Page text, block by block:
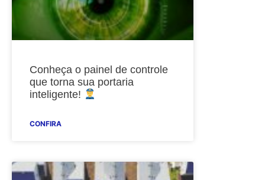
Conheça o painel de controle
que torna sua portaria
inteligente!
CONFIRA